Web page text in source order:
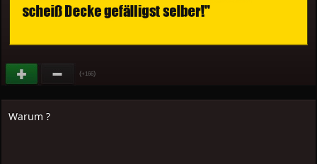
(+166)
Warum ?